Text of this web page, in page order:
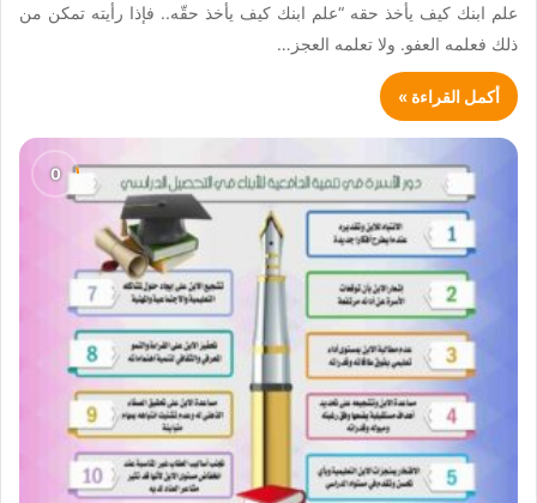
علم ابنك كيف يأخذ حقه “‏علم ابنك كيف يأخذ حقّه.. فإذا رأيته تمكن من
ذلك فعلمه العفو. ولا تعلمه العجز…
أكمل القراءة »